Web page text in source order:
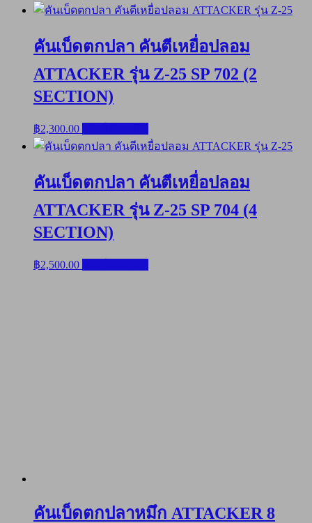
คันเบ็ดตกปลา คันตีเหยื่อปลอม
ATTACKER รุ่น Z-25 SP 702 (2
SECTION)
฿2,300.00
คันเบ็ดตกปลา คันตีเหยื่อปลอม
ATTACKER รุ่น Z-25 SP 704 (4
SECTION)
฿2,500.00
คันเบ็ดตกปลาหมึก ATTACKER 8